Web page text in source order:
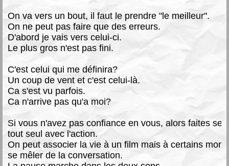
On va vers un bout, il faut le prendre "le meilleur".
On ne peut pas faire que des erreurs.
D'abord je vais vers celui-ci.
Le plus gros n'est pas fini.
C'est celui qui me définira?
Un coup de vent et c'est celui-là.
Ca s'est vu parfois.
Ca n'arrive pas qu'a moi?
Si vous n'avez pas confiance en vous, alors faites
tout seul avec l'action.
On peut associer la vie à un film mais à certains
se mêler de la conversation.